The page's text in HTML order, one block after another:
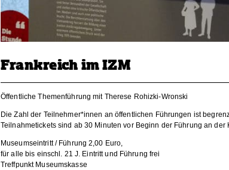
Frankreich im IZM
Öffentliche Themenführung mit Therese Rohizki-Wronski
Die Zahl der Teilnehmer*innen an öffentlichen Führungen ist
Teilnahmetickets sind ab 30 Minuten vor Beginn der Führung an der
Museumseintritt / Führung 2,00 Euro,
für alle bis einschl. 21 J. Eintritt und Führung frei
Treffpunkt Museumskasse